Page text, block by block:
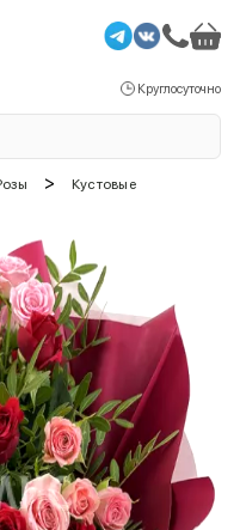
Круглосуточно
> Кустовые